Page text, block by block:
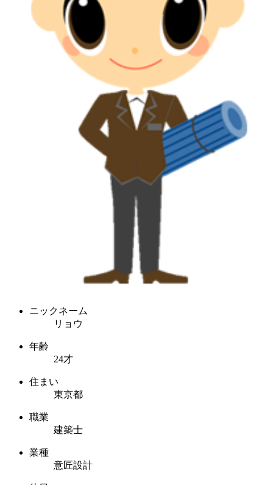
ニックネーム
リョウ
年齢
24才
住まい
東京都
職業
建築士
業種
意匠設計